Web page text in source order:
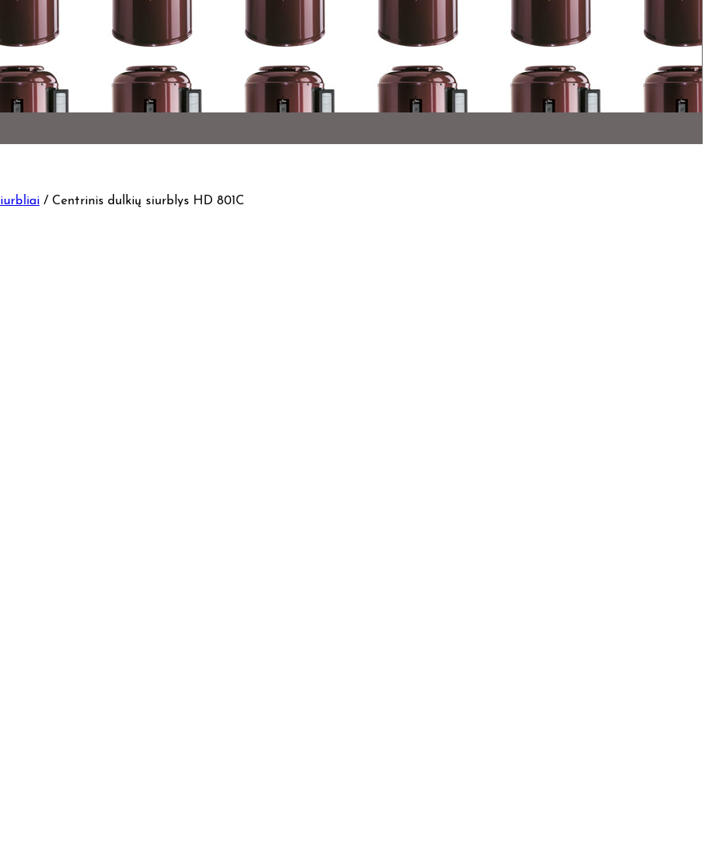
/ Centrinis dulkių siurblys HD 801C